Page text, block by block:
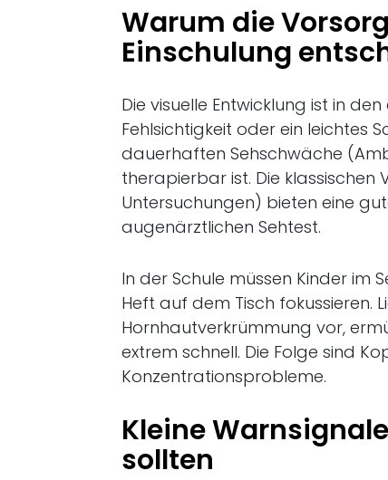
Warum die
Einschulung
Die visuelle Entwicklung ist in
Fehlsichtigkeit oder ein leichtes
dauerhaften Sehschwäche
therapierbar ist. Die
Untersuchungen) bieten eine
augenärztlichen Sehtest.
In der Schule müssen Kinder im
Heft auf dem Tisch fokussieren.
Hornhautverkrümmung vor,
extrem schnell. Die Folge sind
Konzentrationsprobleme.
Kleine
sollten